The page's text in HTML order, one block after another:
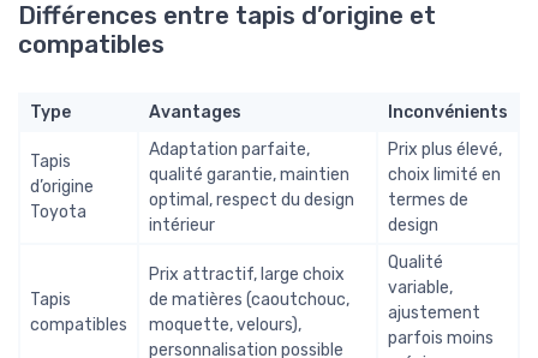
Différences entre tapis d’origine et
compatibles
Type Avantages Inconvénients
Tapis
d’origine
Toyota
Adaptation parfaite,
qualité garantie, maintien
optimal, respect du design
intérieur
Prix plus élevé,
choix limité en
termes de
design
Tapis
compatibles
Prix attractif, large choix
de matières (caoutchouc,
moquette, velours),
personnalisation possible
Qualité
variable,
ajustement
parfois moins